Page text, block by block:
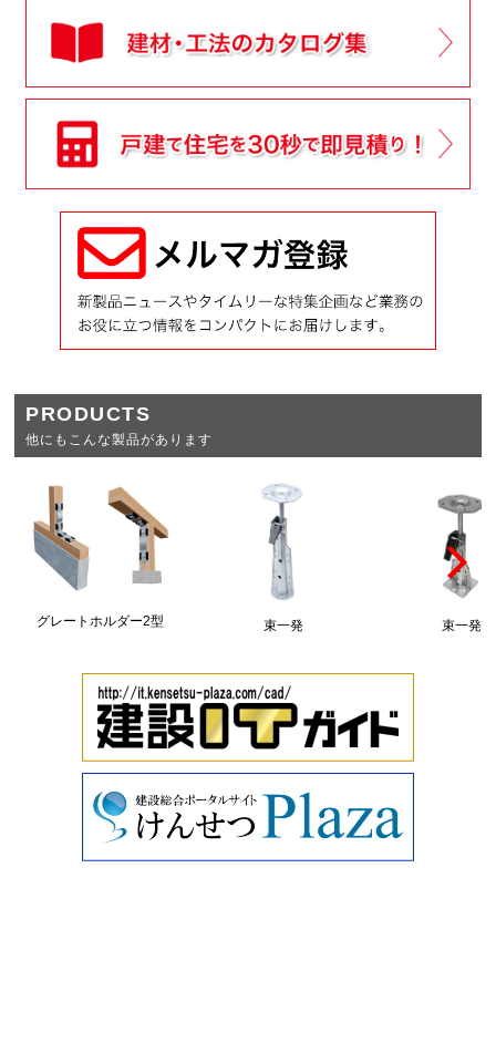
PRODUCTS
他にもこんな製品があります
グレートホルダー2型 束一発 束一発S